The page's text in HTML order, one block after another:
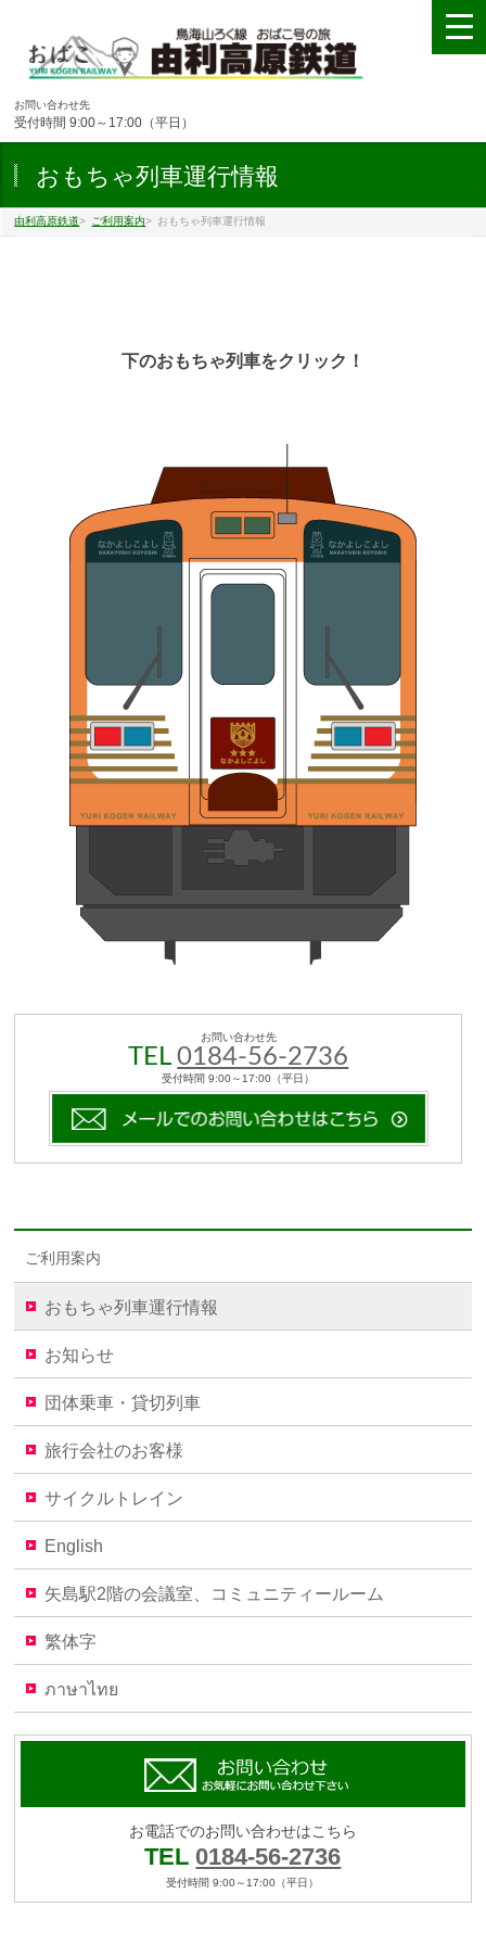
お問い合わせ先
受付時間 9:00～17:00（平日）
おもちゃ列車運行情報
由利高原鉄道> ご利用案内> おもちゃ列車運行情報
下のおもちゃ列車をクリック！
お問い合わせ先
TEL0184-56-2736
受付時間 9:00～17:00（平日）
ご利用案内
おもちゃ列車運行情報
お知らせ
団体乗車・貸切列車
旅行会社のお客様
サイクルトレイン
English
矢島駅2階の会議室、コミュニティールーム
繁体字
ภาษาไทย
お電話でのお問い合わせはこちら
TEL 0184-56-2736
受付時間 9:00～17:00（平日）